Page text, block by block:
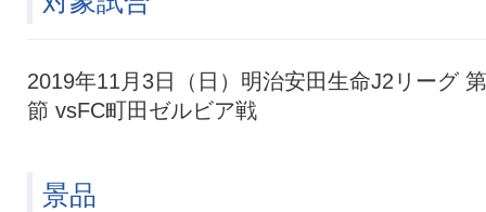
2019年11月3日（日）明治安田生命J2リーグ
節 vsFC町田ゼルビア戦
景品